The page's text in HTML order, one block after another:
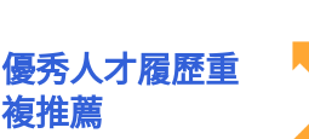
優秀人才履歷重
複推薦